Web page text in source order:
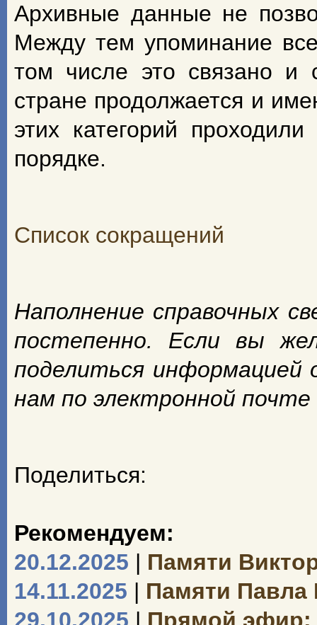
Архивные данные не
Между тем упоминание
том числе это связано и
стране продолжается и
этих категорий
порядке.
Список сокращений
Наполнение справочных
постепенно. Если вы
поделиться информацией
нам по электронной почте
Поделиться:
Рекомендуем:
20.12.2025 | Памяти
14.11.2025 | Памяти Павла